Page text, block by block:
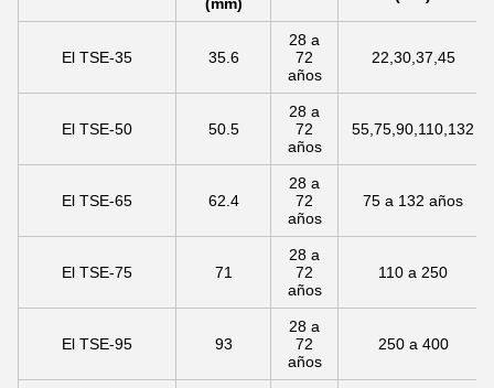
El TSE-35 35.6
28 a
72
años
22,30,37,45
El TSE-50 50.5
28 a
72
años
55,75,90,110,132
El TSE-65 62.4
28 a
72
años
75 a 132 años
El TSE-75 71
28 a
72
años
110 a 250
El TSE-95 93
28 a
72
años
250 a 400